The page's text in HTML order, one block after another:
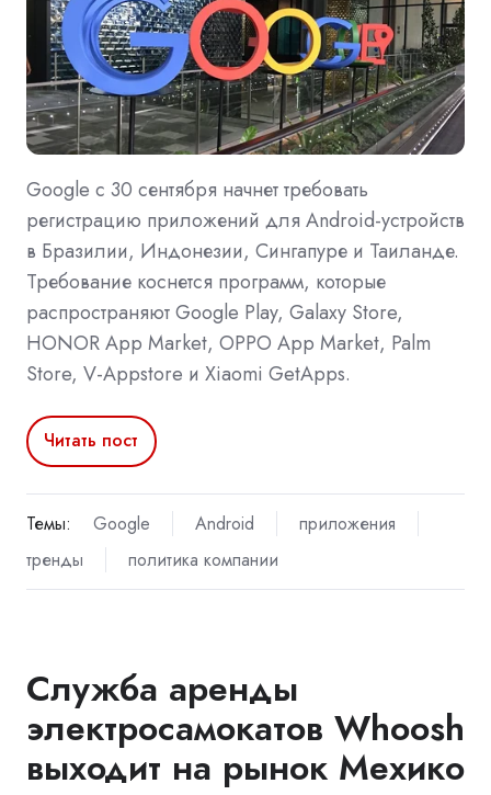
Google с 30 сентября начнет требовать
регистрацию приложений для Android-устройств
в Бразилии, Индонезии, Сингапуре и Таиланде.
Требование коснется программ, которые
распространяют Google Play, Galaxy Store,
HONOR App Market, OPPO App Market, Palm
Store, V-Appstore и Xiaomi GetApps.
Читать пост
Темы: Google Android
приложения
тренды
политика компании
Служба аренды
электросамокатов Whoosh
выходит на рынок Мехико